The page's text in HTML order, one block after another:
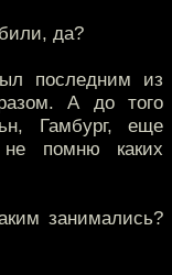
да?
последним из
А до того
Гамбург, еще
не помню каких
занимались?